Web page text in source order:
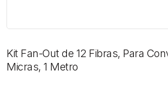
Kit Fan-Out de 12 Fibras, Para
Micras, 1 Metro